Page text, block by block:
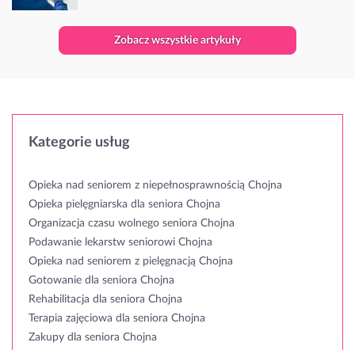
Zobacz wszystkie artykuły
Kategorie usług
Opieka nad seniorem z niepełnosprawnością Chojna
Opieka pielęgniarska dla seniora Chojna
Organizacja czasu wolnego seniora Chojna
Podawanie lekarstw seniorowi Chojna
Opieka nad seniorem z pielęgnacją Chojna
Gotowanie dla seniora Chojna
Rehabilitacja dla seniora Chojna
Terapia zajęciowa dla seniora Chojna
Zakupy dla seniora Chojna